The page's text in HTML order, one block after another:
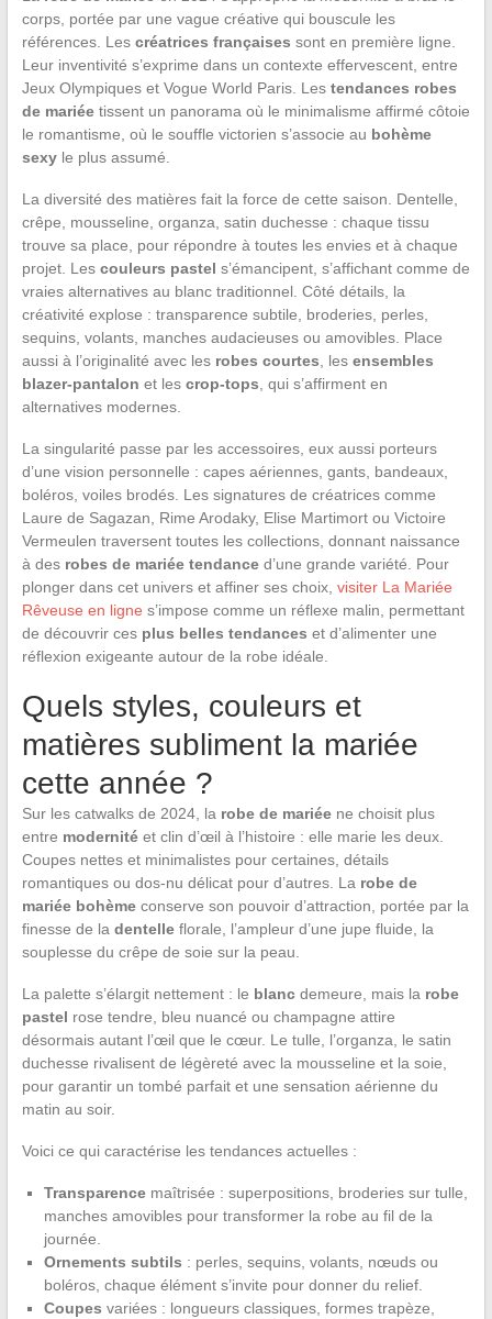
corps, portée par une vague créative qui bouscule les
références. Les créatrices françaises sont en première ligne.
Leur inventivité s’exprime dans un contexte effervescent, entre
Jeux Olympiques et Vogue World Paris. Les tendances robes
de mariéetissent un panorama où le minimalisme affirmé côtoie
le romantisme, où le souffle victorien s’associe au bohème
sexyle plus assumé.
La diversité des matières fait la force de cette saison. Dentelle,
crêpe, mousseline, organza, satin duchesse : chaque tissu
trouve sa place, pour répondre à toutes les envies et à chaque
projet. Les couleurs pastel s’émancipent, s’affichant comme de
vraies alternatives au blanc traditionnel. Côté détails, la
créativité explose : transparence subtile, broderies, perles,
sequins, volants, manches audacieuses ou amovibles. Place
aussi à l’originalité avec les robes courtes , les ensembles
blazer-pantalon et les crop-tops , qui s’affirment en
alternatives modernes.
La singularité passe par les accessoires, eux aussi porteurs
d’une vision personnelle : capes aériennes, gants, bandeaux,
boléros, voiles brodés. Les signatures de créatrices comme
Laure de Sagazan, Rime Arodaky, Elise Martimort ou Victoire
Vermeulen traversent toutes les collections, donnant naissance
à des robes de mariée tendanced’une grande variété. Pour
plonger dans cet univers et affiner ses choix, visiter La Mariée
Rêveuse en ligne s’impose comme un réflexe malin, permettant
de découvrir ces plus belles tendances et d’alimenter une
réflexion exigeante autour de la robe idéale.
Quels styles, couleurs et
matières subliment la mariée
cette année ?
Sur les catwalks de 2024, la robe de mariéene choisit plus
entre modernitéet clin d’œil à l’histoire : elle marie les deux.
Coupes nettes et minimalistes pour certaines, détails
romantiques ou dos-nu délicat pour d’autres. La robe de
mariée bohèmeconserve son pouvoir d’attraction, portée par la
finesse de la dentelleflorale, l’ampleur d’une jupe fluide, la
souplesse du crêpe de soie sur la peau.
La palette s’élargit nettement : le blancdemeure, mais la robe
pastel rose tendre, bleu nuancé ou champagne attire
désormais autant l’œil que le cœur. Le tulle, l’organza, le satin
duchesse rivalisent de légèreté avec la mousseline et la soie,
pour garantir un tombé parfait et une sensation aérienne du
matin au soir.
Voici ce qui caractérise les tendances actuelles :
Transparencemaîtrisée : superpositions, broderies sur tulle,
manches amovibles pour transformer la robe au fil de la
journée.
Ornements subtils : perles, sequins, volants, nœuds ou
boléros, chaque élément s’invite pour donner du relief.
Coupes variées : longueurs classiques, formes trapèze,